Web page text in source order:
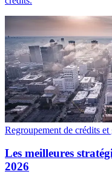
Regroupement de crédits
Les meilleures
2026